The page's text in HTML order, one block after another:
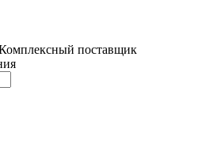
поставщик